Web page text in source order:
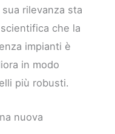
rilevanza sta
che la
impianti è
in modo
più robusti.
nuova